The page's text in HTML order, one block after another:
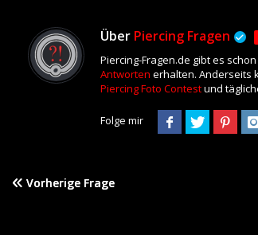
Über Piercing Fragen
Piercing-Fragen.de gibt es
Antworten erhalten. Anderseits
Piercing Foto Contestund
Folge mir
Vorherige Frage